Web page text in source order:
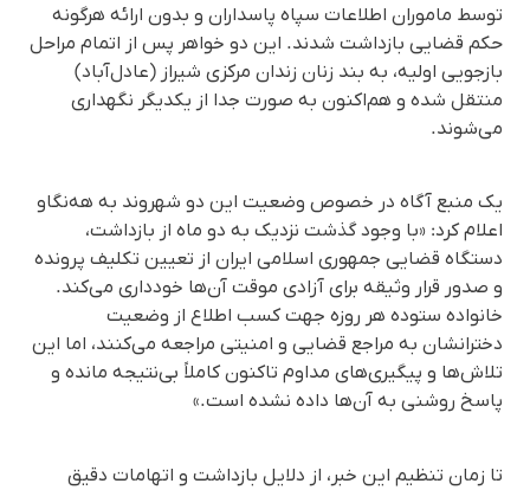
توسط ماموران اطلاعات سپاه پاسداران و بدون ارائه هرگونه
حکم قضایی بازداشت شدند. این دو خواهر پس از اتمام مراحل
بازجویی اولیه، به بند زنان زندان مرکزی شیراز (عادل‌آباد)
منتقل شده و هم‌اکنون به صورت جدا از یکدیگر نگهداری
می‌شوند.
یک منبع آگاه در خصوص وضعیت این دو شهروند به هه‌نگاو
اعلام کرد: «با وجود گذشت نزدیک به دو ماه از بازداشت،
دستگاه قضایی جمهوری اسلامی ایران از تعیین تکلیف پرونده
و صدور قرار وثیقه برای آزادی موقت آن‌ها خودداری می‌کند.
خانواده ستوده هر روزه جهت کسب اطلاع از وضعیت
دخترانشان به مراجع قضایی و امنیتی مراجعه می‌کنند، اما این
تلاش‌ها و پیگیری‌های مداوم تاکنون کاملاً بی‌نتیجه مانده و
پاسخ روشنی به آن‌ها داده نشده است.»
تا زمان تنظیم این خبر، از دلایل بازداشت و اتهامات دقیق